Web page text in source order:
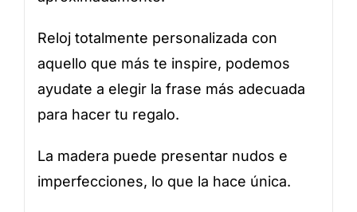
Reloj totalmente personalizada con
aquello que más te inspire, podemos
ayudate a elegir la frase más adecuada
para hacer tu regalo.
La madera puede presentar nudos e
imperfecciones, lo que la hace única.